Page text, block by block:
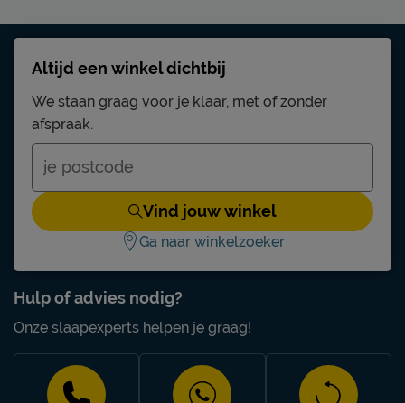
Hulp of advies nodig?
Onze slaapexperts helpen je graag!
Altijd een winkel dichtbij
We staan graag voor je klaar, met of zonder
afspraak.
Vind jouw winkel
Ga naar winkelzoeker